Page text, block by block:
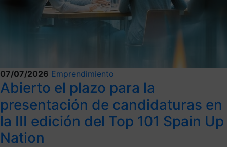
07/07/2026 Emprendimiento
Abierto el plazo para la
presentación de candidaturas en
la III edición del Top 101 Spain Up
Nation